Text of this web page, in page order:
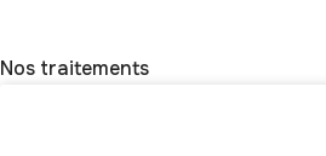
Nos traitements